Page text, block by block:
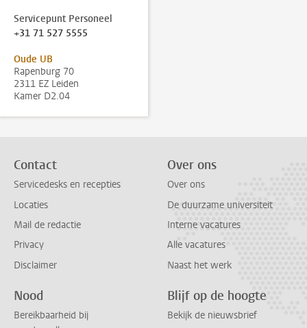
Servicepunt Personeel
+31 71 527 5555
Oude UB
Rapenburg 70
2311 EZ Leiden
Kamer D2.04
Contact
Servicedesks en recepties
Locaties
Mail de redactie
Privacy
Disclaimer
Over ons
Over ons
De duurzame universiteit
Interne vacatures
Alle vacatures
Naast het werk
Nood
Bereikbaarheid bij
Blijf op de hoogte
Bekijk de nieuwsbrief